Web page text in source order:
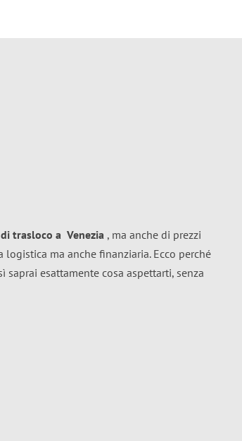
trasloco a Venezia , ma anche di prezzi
logistica ma anche finanziaria. Ecco perché
saprai esattamente cosa aspettarti, senza